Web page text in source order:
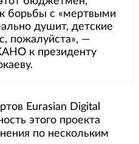
борьбы с «мертвыми
душит, детские
пожалуйста», —
к президенту
Eurasian Digital
этого проекта
по нескольким